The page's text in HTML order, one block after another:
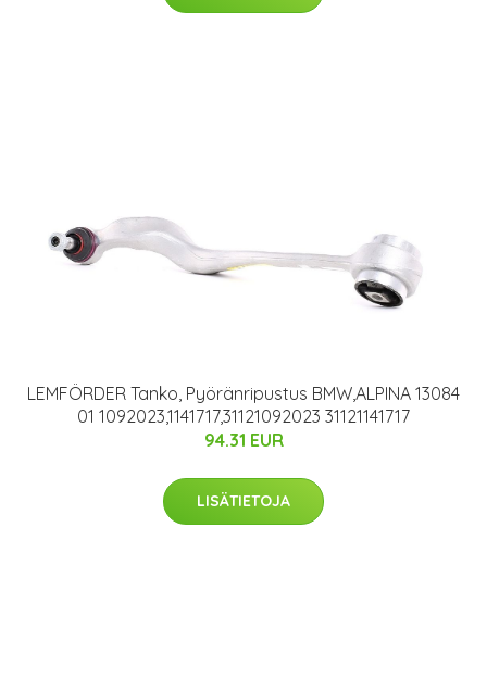
LEMFÖRDER Tanko, Pyöränripustus BMW,ALPINA 13084
01 1092023,1141717,31121092023 31121141717
94.31 EUR
LISÄTIETOJA